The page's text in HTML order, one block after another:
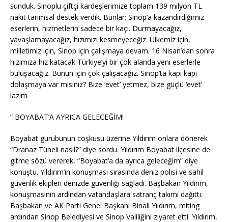
sunduk. Sinoplu çiftçi kardeşlerimize toplam 139 milyon TL
nakit tarımsal destek verdik. Bunlar; Sinop’a kazandırdığımız
eserlerin, hizmetlerin sadece bir kaçı. Durmayacağız,
yavaşlamayacağız, hızımızı kesmeyeceğiz. Ülkemiz için,
milletimiz için, Sinop için çalışmaya devam. 16 Nisan’dan sonra
hızımıza hız katacak Türkiye’yi bir çok alanda yeni eserlerle
buluşacağız. Bunun için çok çalışacağız. Sinop’ta kapı kapı
dolaşmaya var mısınız? Bize ‘evet’ yetmez, bize güçlü ‘evet’
lazım
” BOYABAT’A AYRICA GELECEĞİM!
Boyabat gurubunun coşkusu üzerine Yıldırım onlara dönerek
“Dranaz Tüneli nasıl?” diye sordu. Yıldırım Boyabat ilçesine de
gitme sözü vererek, “Boyabat’a da ayrıca geleceğim” diye
konuştu. Yıldırım’ın konuşması sırasında deniz polisi ve sahil
güvenlik ekipleri denizde güvenliği sağladı. Başbakan Yıldırım,
konuşmasının ardından vatandaşlara satranç takımı dağıttı.
Başbakan ve AK Parti Genel Başkanı Binali Yıldırım, miting
ardından Sinop Belediyesi ve Sinop Valiliğini ziyaret etti. Yıldırım,